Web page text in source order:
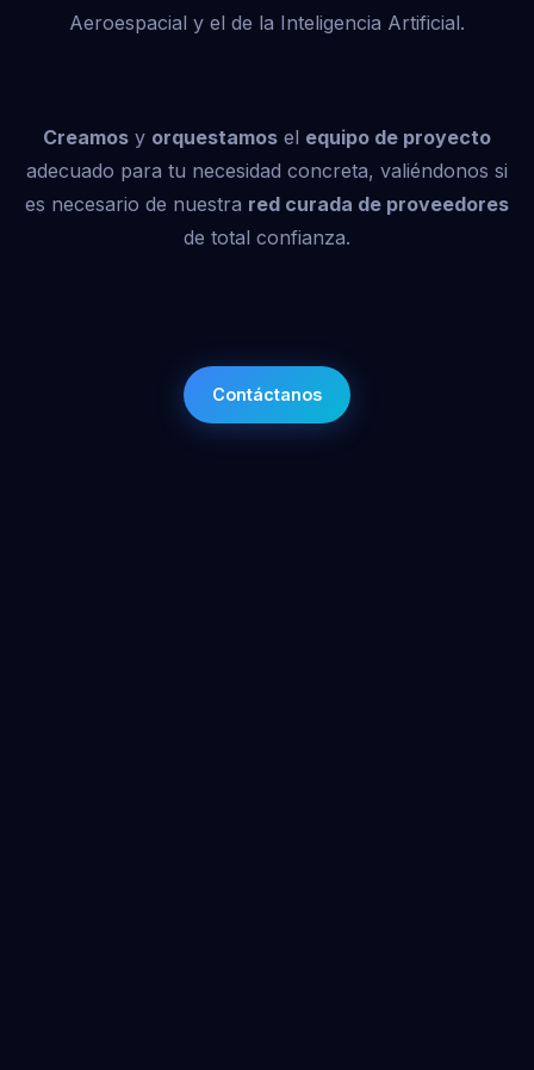
Aeroespacial y el de la Inteligencia Artificial.
Creamos y orquestamos el equipo de proyecto
adecuado para tu necesidad concreta, valiéndonos si
es necesario de nuestra red curada de proveedores
de total confianza.
Contáctanos